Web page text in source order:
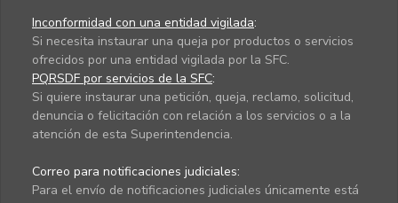
Inconformidad con una entidad vigilada:
Si necesita instaurar una queja por productos o servicios
ofrecidos por una entidad vigilada por la SFC.
PQRSDF por servicios de la SFC:
Si quiere instaurar una petición, queja, reclamo, solicitud,
denuncia o felicitación con relación a los servicios o a la
atención de esta Superintendencia.
Correo para notificaciones judiciales:
Para el envío de notificaciones judiciales únicamente está